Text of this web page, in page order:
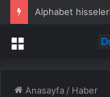
Menü
Anasayfa / Haber